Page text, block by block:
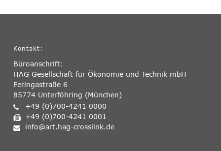
Kontakt:
Büroanschrift:
HAG Gesellschaft für Ökonomie und Technik mbH
Feringastraße 6
85774 Unterföhring (München)
+49 (0)700-4241 0000
+49 (0)700-4241 0001
info@art.hag-crosslink.de